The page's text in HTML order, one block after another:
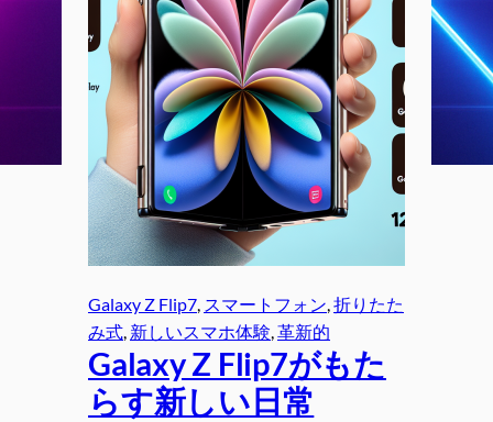
Galaxy Z Flip7, スマートフォン, 折りたた
み式, 新しいスマホ体験, 革新的
Galaxy Z Flip7がもた
らす新しい日常